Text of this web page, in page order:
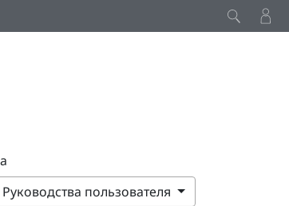
Руководства пользователя